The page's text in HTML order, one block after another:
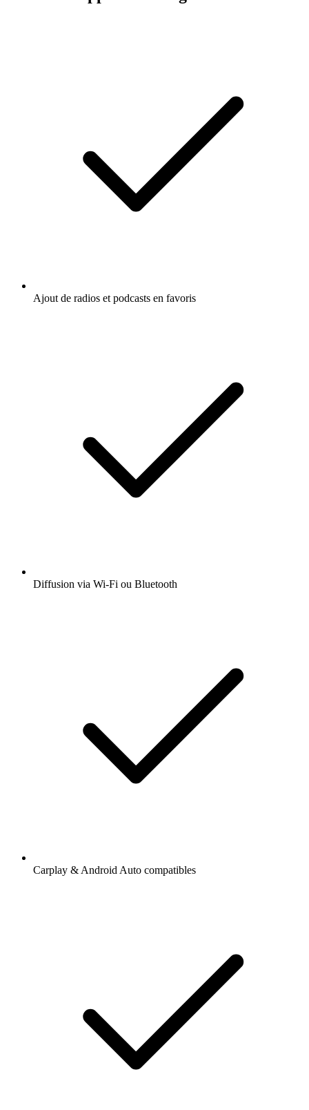
Ajout de radios et podcasts en favoris
Diffusion via Wi-Fi ou Bluetooth
Carplay & Android Auto compatibles